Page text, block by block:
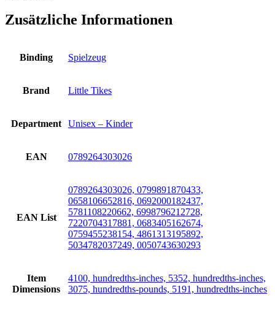
Zusätzliche Informationen
Binding Spielzeug
Brand Little Tikes
Department Unisex – Kinder
EAN 0789264303026
EAN List
0789264303026, 0799891870433,
0658106652816, 0692000182437,
5781108220662, 6998796212728,
7220704317881, 0683405162674,
0759455238154, 4861313195892,
5034782037249, 0050743630293
Item
Dimensions
4100, hundredths-inches, 5352, hundredths-inches,
3075, hundredths-pounds, 5191, hundredths-inches